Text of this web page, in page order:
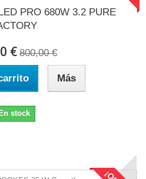
PRO 680W 3.2 PURE
€ 800,00 €
Más
En stock